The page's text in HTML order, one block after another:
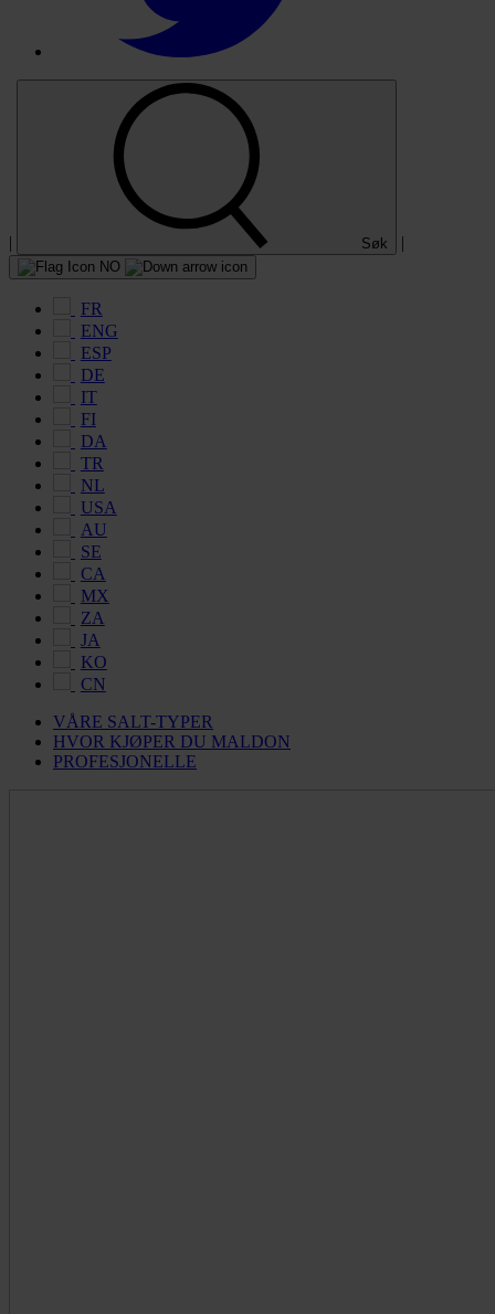
| Søk |
NO
FR
ENG
ESP
DE
IT
FI
DA
TR
NL
USA
AU
SE
CA
MX
ZA
JA
KO
CN
VÅRE SALT-TYPER
HVOR KJØPER DU MALDON
PROFESJONELLE